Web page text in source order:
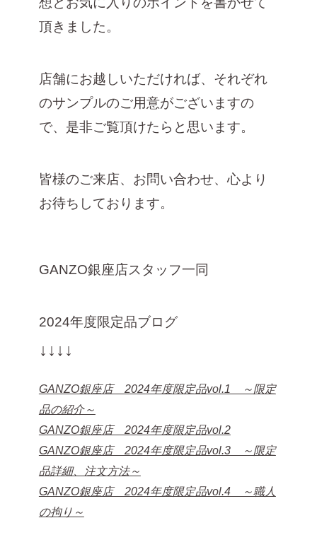
頂きました。
店舗にお越しいただければ、それぞれ
のサンプルのご用意がございますの
で、是非ご覧頂けたらと思います。
皆様のご来店、お問い合わせ、心より
お待ちしております。
GANZO銀座店スタッフ一同
2024年度限定品ブログ
↓↓↓↓
GANZO銀座店 2024年度限定品vol.1 ～限定
品の紹介～
GANZO銀座店 2024年度限定品vol.2
GANZO銀座店 2024年度限定品vol.3 ～限定
品詳細、注文方法～
GANZO銀座店 2024年度限定品vol.4 ～職人
の拘り～